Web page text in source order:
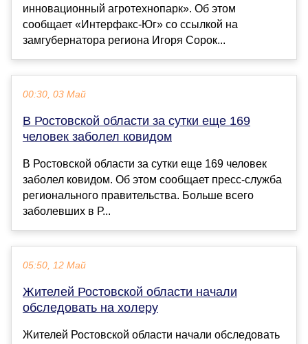
инновационный агротехнопарк». Об этом
сообщает «Интерфакс-Юг» со ссылкой на
замгубернатора региона Игоря Сорок...
00:30, 03 Май
В Ростовской области за сутки еще 169
человек заболел ковидом
В Ростовской области за сутки еще 169 человек
заболел ковидом. Об этом сообщает пресс-служба
регионального правительства. Больше всего
заболевших в Р...
05:50, 12 Май
Жителей Ростовской области начали
обследовать на холеру
Жителей Ростовской области начали обследовать